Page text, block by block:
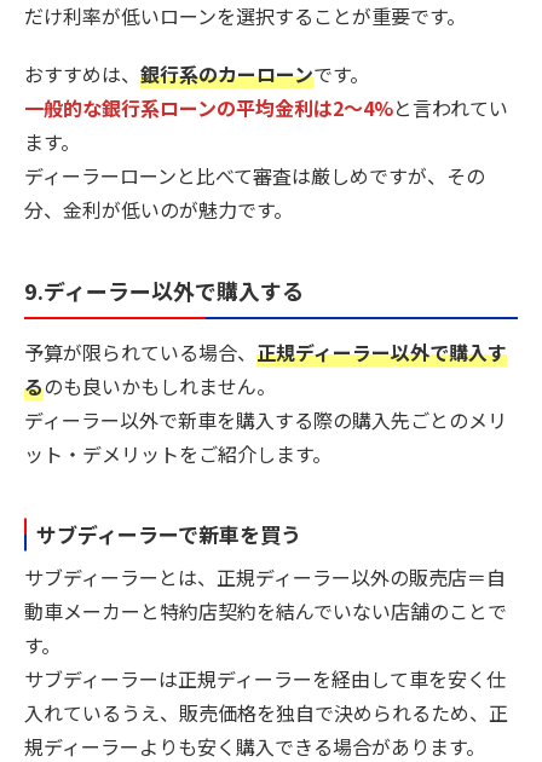
だけ利率が低いローンを選択することが重要です。
おすすめは、 銀行系のカーローンです。
一般的な銀行系ローンの平均金利は2～4%と言われてい
ます。
ディーラーローンと比べて審査は厳しめですが、その
分、金利が低いのが魅力です。
9.ディーラー以外で購入する
予算が限られている場合、 正規ディーラー以外で購入す
るのも良いかもしれません。
ディーラー以外で新車を購入する際の購入先ごとのメリ
ット・デメリットをご紹介します。
サブディーラーで新車を買う
サブディーラーとは、正規ディーラー以外の販売店＝自
動車メーカーと特約店契約を結んでいない店舗のことで
す。
サブディーラーは正規ディーラーを経由して車を安く仕
入れているうえ、販売価格を独自で決められるため、正
規ディーラーよりも安く購入できる場合があります。